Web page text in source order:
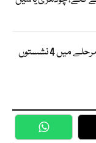
آزاد کشمیر انتخابات کے تیسرے مرحلے میں 4 نشستوں
WhatsApp